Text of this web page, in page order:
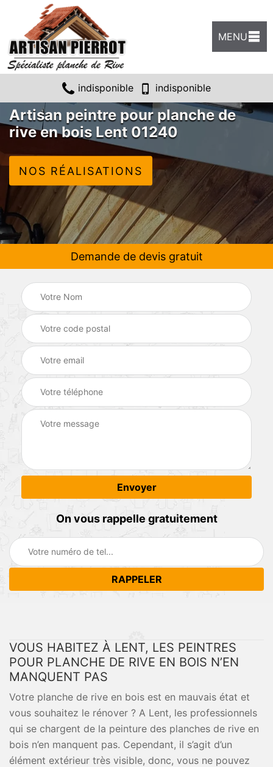
MENU
indisponible indisponible
Artisan peintre pour planche de
rive en bois Lent 01240
NOS RÉALISATIONS
Demande de devis gratuit
On vous rappelle gratuitement
VOUS HABITEZ À LENT, LES PEINTRES
POUR PLANCHE DE RIVE EN BOIS N’EN
MANQUENT PAS
Votre planche de rive en bois est en mauvais état et
vous souhaitez le rénover ? A Lent, les professionnels
qui se chargent de la peinture des planches de rive en
bois n’en manquent pas. Cependant, il s’agit d’un
élément extérieur très visible, donc, vous ne pouvez